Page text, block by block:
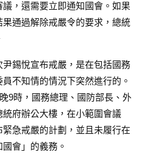
，還需要立即通知國會。如果
通過解除戒嚴令的要求，總統
錫悅宣布戒嚴，是在包括國務
不知情的情況下突然進行的。
9時，國務總理、國防部長、外
府辦公大樓，在小範圍會議
緊急戒嚴的計劃，並且未履行在
會」的義務。